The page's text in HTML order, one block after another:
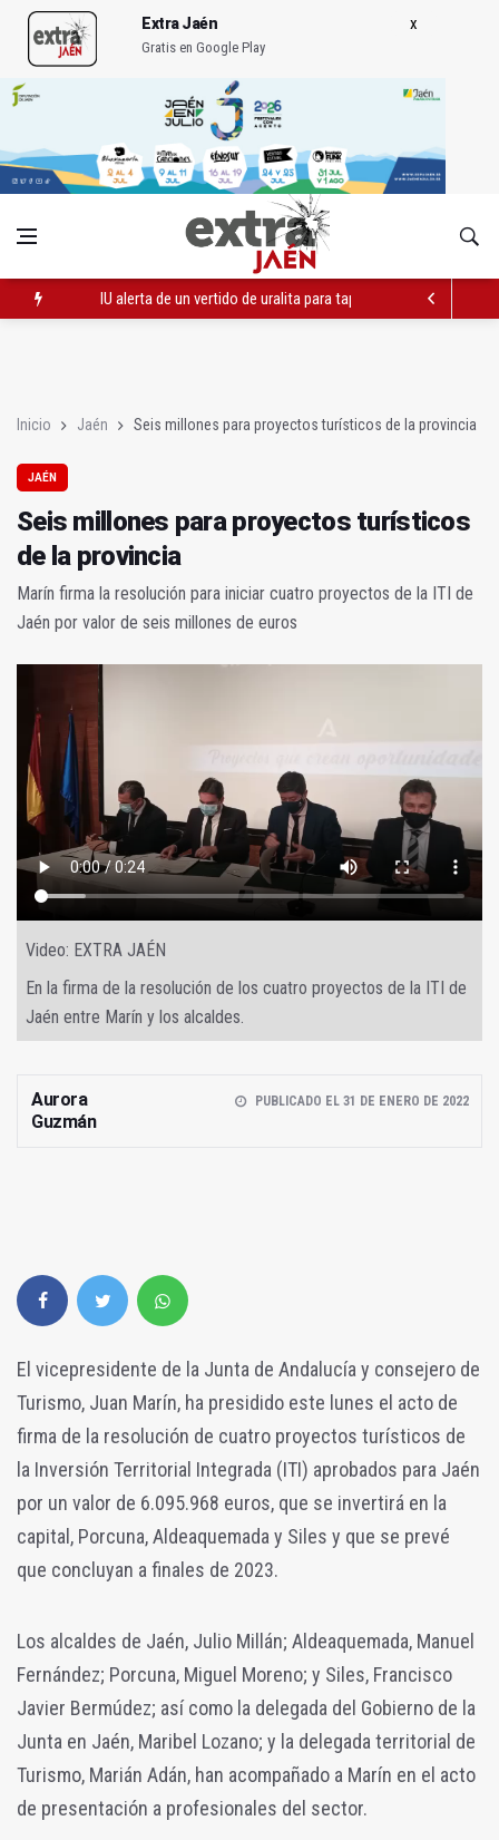
Extra Jaén
Gratis en Google Play
IU alerta de un vertido de uralita para tapar baches en un
Inicio Jaén Seis millones para proyectos turísticos de la provincia
JAÉN
Seis millones para proyectos turísticos
de la provincia
Marín firma la resolución para iniciar cuatro proyectos de la ITI de
Jaén por valor de seis millones de euros
Video: EXTRA JAÉN
En la firma de la resolución de los cuatro proyectos de la ITI de
Jaén entre Marín y los alcaldes.
Aurora
Guzmán
PUBLICADO EL 31 DE ENERO DE 2022
El vicepresidente de la Junta de Andalucía y consejero de
Turismo, Juan Marín, ha presidido este lunes el acto de
firma de la resolución de cuatro proyectos turísticos de
la Inversión Territorial Integrada (ITI) aprobados para Jaén
por un valor de 6.095.968 euros, que se invertirá en la
capital, Porcuna, Aldeaquemada y Siles y que se prevé
que concluyan a finales de 2023.
Los alcaldes de Jaén, Julio Millán; Aldeaquemada, Manuel
Fernández; Porcuna, Miguel Moreno; y Siles, Francisco
Javier Bermúdez; así como la delegada del Gobierno de la
Junta en Jaén, Maribel Lozano; y la delegada territorial de
Turismo, Marián Adán, han acompañado a Marín en el acto
de presentación a profesionales del sector.